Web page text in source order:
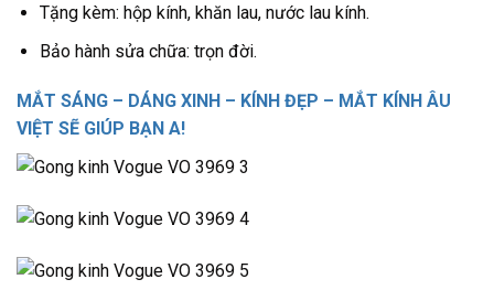
Tặng kèm: hộp kính, khăn lau, nước lau kính.
Bảo hành sửa chữa: trọn đời.
MẮT SÁNG – DÁNG XINH – KÍNH ĐẸP – MẮT KÍNH ÂU
VIỆT SẼ GIÚP BẠN A!